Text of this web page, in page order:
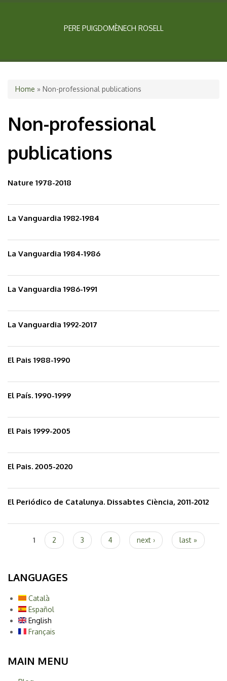
PERE PUIGDOMÈNECH ROSELL
You are here
Home » Non-professional publications
Non-professional
publications
Nature 1978-2018
La Vanguardia 1982-1984
La Vanguardia 1984-1986
La Vanguardia 1986-1991
La Vanguardia 1992-2017
El Pais 1988-1990
El País. 1990-1999
El Pais 1999-2005
El Pais. 2005-2020
El Periódico de Catalunya. Dissabtes Ciència, 2011-2012
1 2 3 4 next › last »
LANGUAGES
Català
Español
English
Français
MAIN MENU